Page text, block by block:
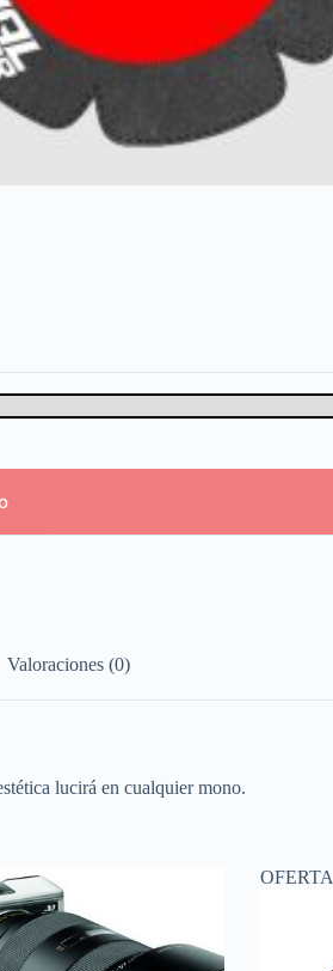
Valoraciones (0)
lucirá en cualquier mono.
OFERTA